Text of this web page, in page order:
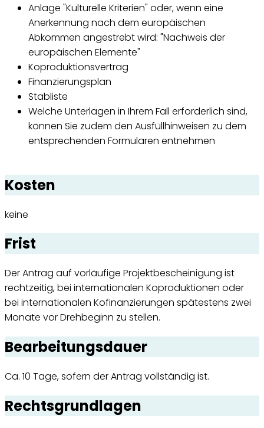
Anlage "Kulturelle Kriterien" oder, wenn eine
Anerkennung nach dem europäischen
Abkommen angestrebt wird: "Nachweis der
europäischen Elemente"
Koproduktionsvertrag
Finanzierungsplan
Stabliste
Welche Unterlagen in Ihrem Fall erforderlich sind,
können Sie zudem den Ausfüllhinweisen zu dem
entsprechenden Formularen entnehmen
Kosten
keine
Frist
Der Antrag auf vorläufige Projektbescheinigung ist
rechtzeitig, bei internationalen Koproduktionen oder
bei internationalen Kofinanzierungen spätestens zwei
Monate vor Drehbeginn zu stellen.
Bearbeitungsdauer
Ca. 10 Tage, sofern der Antrag vollständig ist.
Rechtsgrundlagen